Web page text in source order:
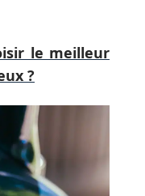
le meilleur
?